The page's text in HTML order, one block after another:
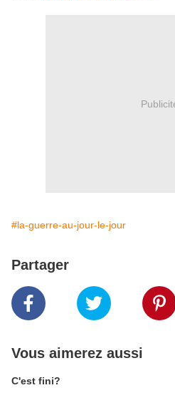
#la-guerre-au-jour-le-jour
Partager
Vous aimerez aussi
C'est fini?